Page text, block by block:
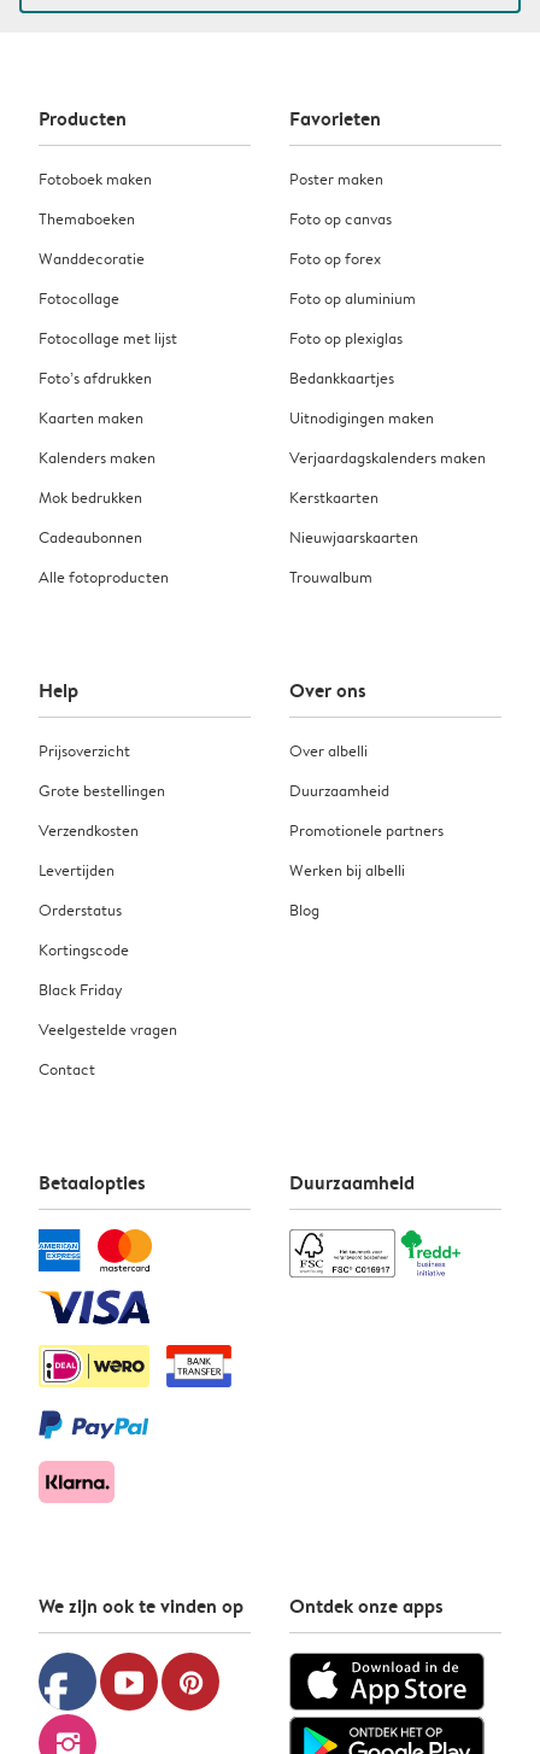
Producten
Fotoboek maken
Themaboeken
Wanddecoratie
Fotocollage
Fotocollage met lijst
Foto’s afdrukken
Kaarten maken
Kalenders maken
Mok bedrukken
Cadeaubonnen
Alle fotoproducten
Favorieten
Poster maken
Foto op canvas
Foto op forex
Foto op aluminium
Foto op plexiglas
Bedankkaartjes
Uitnodigingen maken
Verjaardagskalenders maken
Kerstkaarten
Nieuwjaarskaarten
Trouwalbum
Help
Prijsoverzicht
Grote bestellingen
Verzendkosten
Levertijden
Orderstatus
Kortingscode
Black Friday
Veelgestelde vragen
Contact
Over ons
Over albelli
Duurzaamheid
Promotionele partners
Werken bij albelli
Blog
Betaalopties Duurzaamheid
We zijn ook te vinden op
facebook youtube pinterest
instagram
Ontdek onze apps